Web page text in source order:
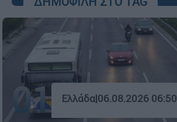
01 Ελλάδα|06.08.2026 06:50